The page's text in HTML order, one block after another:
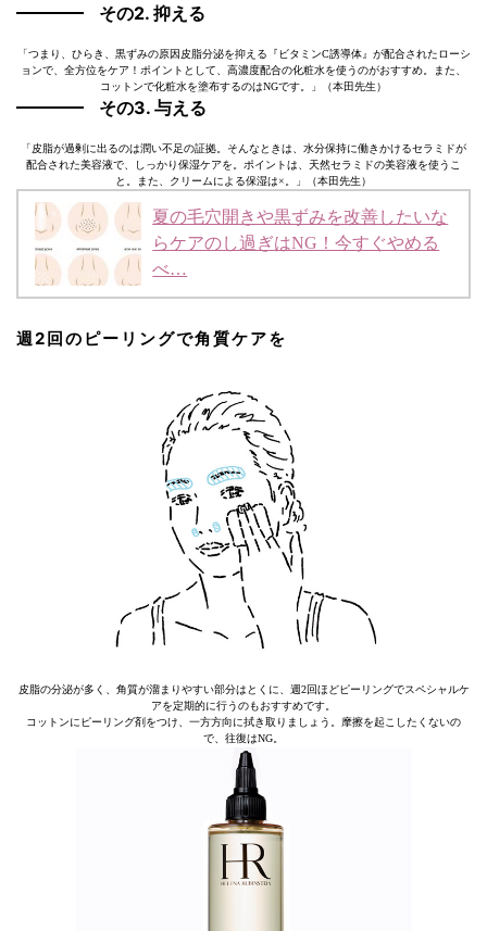
その2. 抑える
「つまり、ひらき、黒ずみの原因皮脂分泌を抑える『ビタミンC誘導体』が配合されたローシ
ョンで、全方位をケア！ポイントとして、高濃度配合の化粧水を使うのがおすすめ。また、
コットンで化粧水を塗布するのはNGです。」（本田先生）
その3. 与える
「皮脂が過剰に出るのは潤い不足の証拠。そんなときは、水分保持に働きかけるセラミドが
配合された美容液で、しっかり保湿ケアを。ポイントは、天然セラミドの美容液を使うこ
と。また、クリームによる保湿は×。」（本田先生）
夏の毛穴開きや黒ずみを改善したいな
らケアのし過ぎはNG！今すぐやめる
べ…
週2回のピーリングで角質ケアを
皮脂の分泌が多く、角質が溜まりやすい部分はとくに、週2回ほどピーリングでスペシャルケ
アを定期的に行うのもおすすめです。
コットンにピーリング剤をつけ、一方方向に拭き取りましょう。摩擦を起こしたくないの
で、往復はNG。